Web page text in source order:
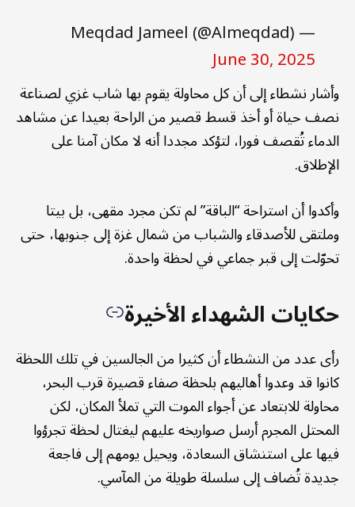
— Meqdad Jameel (@Almeqdad)
June 30, 2025
وأشار نشطاء إلى أن كل محاولة يقوم بها شاب غزي لصناعة
نصف حياة أو أخذ قسط قصير من الراحة بعيدا عن مشاهد
الدماء تُقصف فورا، لتؤكد مجددا أنه لا مكان آمنا على
الإطلاق.
وأكدوا أن استراحة “الباقة” لم تكن مجرد مقهى، بل بيتا
وملتقى للأصدقاء والشباب من شمال غزة إلى جنوبها، حتى
تحوّلت إلى قبر جماعي في لحظة واحدة.
حكايات الشهداء الأخيرة
رأى عدد من النشطاء أن كثيرا من الجالسين في تلك اللحظة
كانوا قد وعدوا أهاليهم بلحظة صفاء قصيرة قرب البحر،
محاولة للابتعاد عن أجواء الموت التي تملأ المكان، لكن
المحتل المجرم أرسل صواريخه عليهم ليغتال لحظة تجرؤوا
فيها على استنشاق السعادة، ويحيل يومهم إلى فاجعة
جديدة تُضاف إلى سلسلة طويلة من المآسي.